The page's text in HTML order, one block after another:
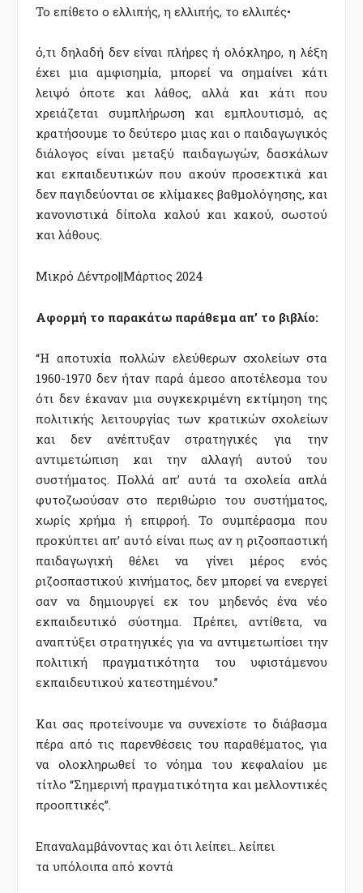
Το επίθετο ο ελλιπής, η ελλιπής, το ελλιπές•
ό,τι δηλαδή δεν είναι πλήρες ή ολόκληρο, η λέξη
έχει μια αμφισημία, μπορεί να σημαίνει κάτι
λειψό όποτε και λάθος, αλλά και κάτι που
χρειάζεται συμπλήρωση και εμπλουτισμό, ας
κρατήσουμε το δεύτερο μιας και ο παιδαγωγικός
διάλογος είναι μεταξύ παιδαγωγών, δασκάλων
και εκπαιδευτικών που ακούν προσεκτικά και
δεν παγιδεύονται σε κλίμακες βαθμολόγησης, και
κανονιστικά δίπολα καλού και κακού, σωστού
και λάθους.
Μικρό Δέντρο||Μάρτιος 2024
Αφορμή το παρακάτω παράθεμα απ’ το βιβλίο:
“Η αποτυχία πολλών ελεύθερων σχολείων στα
1960-1970 δεν ήταν παρά άμεσο αποτέλεσμα του
ότι δεν έκαναν μια συγκεκριμένη εκτίμηση της
πολιτικής λειτουργίας των κρατικών σχολείων
και δεν ανέπτυξαν στρατηγικές για την
αντιμετώπιση και την αλλαγή αυτού του
συστήματος. Πολλά απ’ αυτά τα σχολεία απλά
φυτοζωούσαν στο περιθώριο του συστήματος,
χωρίς χρήμα ή επιρροή. Το συμπέρασμα που
προκύπτει απ’ αυτό είναι πως αν η ριζοσπαστική
παιδαγωγική θέλει να γίνει μέρος ενός
ριζοσπαστικού κινήματος, δεν μπορεί να ενεργεί
σαν να δημιουργεί εκ του μηδενός ένα νέο
εκπαιδευτικό σύστημα. Πρέπει, αντίθετα, να
αναπτύξει στρατηγικές για να αντιμετωπίσει την
πολιτική πραγματικότητα του υφιστάμενου
εκπαιδευτικού κατεστημένου.”
Και σας προτείνουμε να συνεχίστε το διάβασμα
πέρα από τις παρενθέσεις του παραθέματος, για
να ολοκληρωθεί το νόημα του κεφαλαίου με
τίτλο “Σημερινή πραγματικότητα και μελλοντικές
προοπτικές”.
Επαναλαμβάνοντας και ότι λείπει.. λείπει
τα υπόλοιπα από κοντά